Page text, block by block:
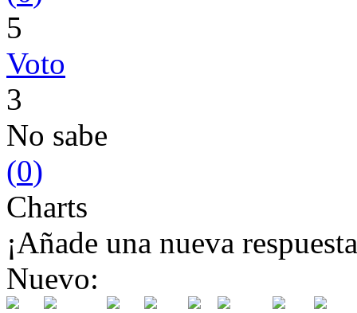
5
Voto
3
No sabe
(0)
Charts
¡Añade una nueva
Nuevo: